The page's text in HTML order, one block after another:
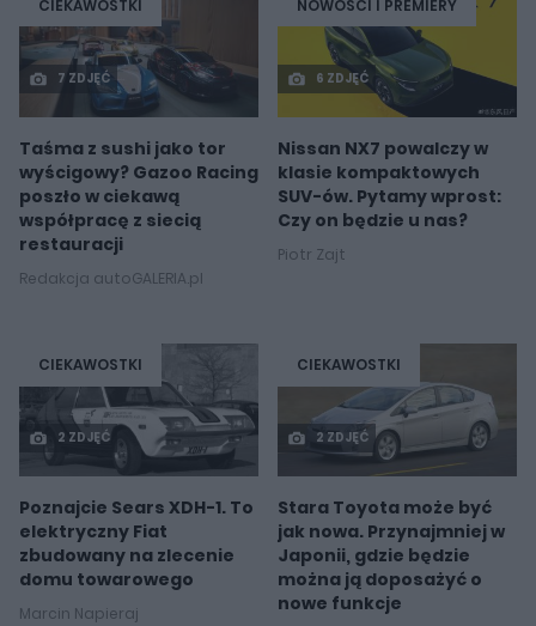
CIEKAWOSTKI
7 ZDJĘĆ
Taśma z sushi jako tor
wyścigowy? Gazoo Racing
poszło w ciekawą
współpracę z siecią
restauracji
Redakcja autoGALERIA.pl
NOWOŚCI I PREMIERY
6 ZDJĘĆ
Nissan NX7 powalczy w
klasie kompaktowych
SUV-ów. Pytamy wprost:
Czy on będzie u nas?
Piotr Zajt
CIEKAWOSTKI
2 ZDJĘĆ
Poznajcie Sears XDH-1. To
elektryczny Fiat
zbudowany na zlecenie
domu towarowego
Marcin Napieraj
CIEKAWOSTKI
2 ZDJĘĆ
Stara Toyota może być
jak nowa. Przynajmniej w
Japonii, gdzie będzie
można ją doposażyć o
nowe funkcje